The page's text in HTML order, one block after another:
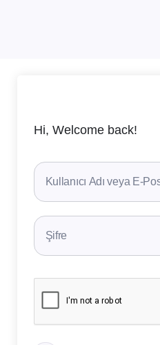
Hi, Welcome back!